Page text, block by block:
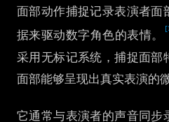
面部动作捕捉记录表演者面
据来驱动数字角色的表情。
采用无标记系统，捕捉面部
面部能够呈现出真实表演的
它通常与表演者的声音同步